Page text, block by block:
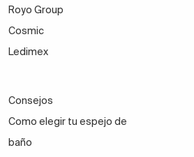
Royo Group
Cosmic
Ledimex
Consejos
Como elegir tu espejo de
baño